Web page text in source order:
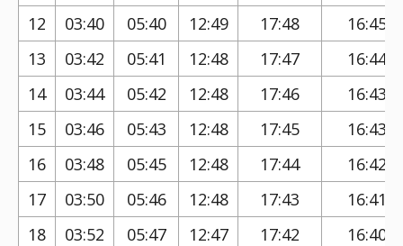
12
03:40 05:40 12:49 17:48
16:45
13
03:42 05:41 12:48 17:47
16:44
14
03:44 05:42 12:48 17:46
16:43
15
03:46 05:43 12:48 17:45
16:43
16
03:48 05:45 12:48 17:44
16:42
17
03:50 05:46 12:48 17:43
16:41
18
03:52 05:47 12:47 17:42
16:40